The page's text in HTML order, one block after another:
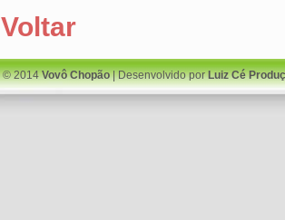
Voltar
© 2014Vovô Chopão| Desenvolvido porLuiz Cé